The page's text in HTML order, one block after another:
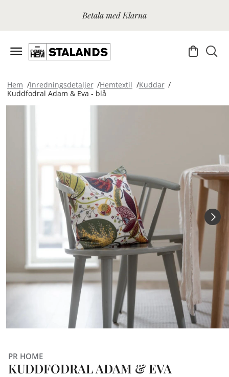
Betala med Klarna
Hem Inredningsdetaljer Hemtextil
Kuddar
Kuddfodral Adam & Eva - blå
PR HOME
KUDDFODRAL ADAM & EVA